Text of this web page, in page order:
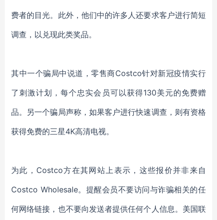
费者的目光。此外，他们中的许多人还要求客户进行简短
调查，以兑现此类奖品。
其中一个骗局中说道，零售商Costco针对新冠疫情实行
了刺激计划，每个忠实会员可以获得130美元的免费赠
品。另一个骗局声称，如果客户进行快速调查，则有资格
获得免费的三星4K高清电视。
为此， Costco方在其网站上表示， 这些报价并非来自
Costco Wholesale。提醒会员不要访问与诈骗相关的任
何网络链接，也不要向发送者提供任何个人信息。美国联